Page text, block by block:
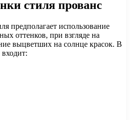
стиля прованс
предполагает использование
оттенков, при взгляде на
выцветших на солнце красок. В